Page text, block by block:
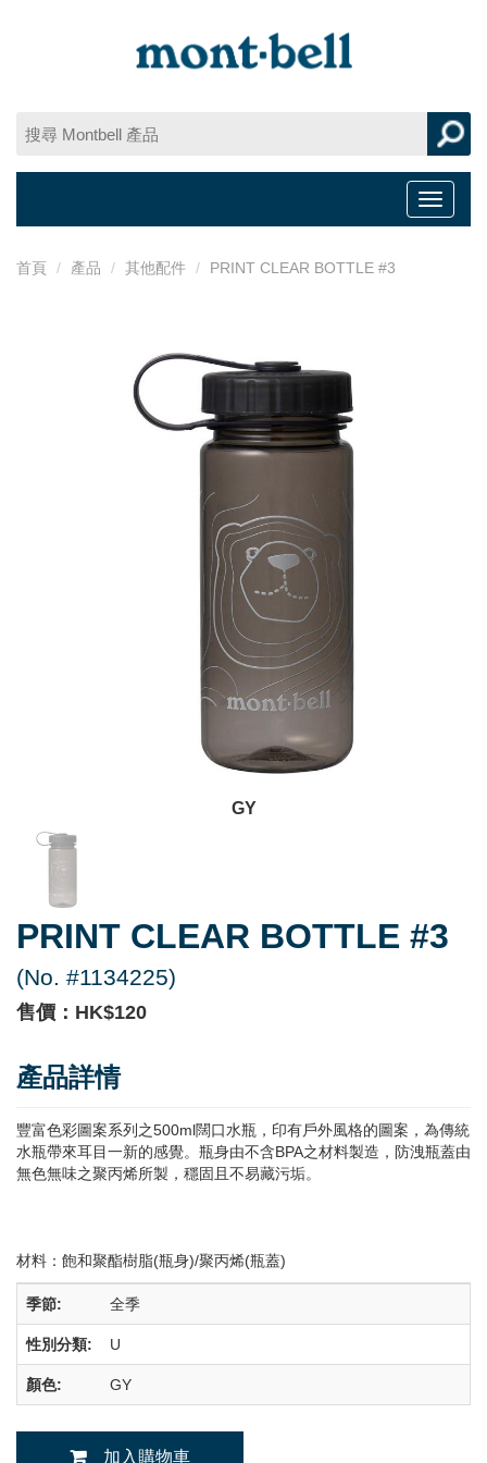
Toggle
首頁 產品 其他配件 PRINT CLEAR BOTTLE #3
GY
PRINT CLEAR BOTTLE #3
(No. #1134225)
售價：HK$120
產品詳情
豐富色彩圖案系列之500ml闊口水瓶，印有戶外風格的圖案，為傳統
水瓶帶來耳目一新的感覺。瓶身由不含BPA之材料製造，防洩瓶蓋由
無色無味之聚丙烯所製，穩固且不易藏污垢。
材料：飽和聚酯樹脂(瓶身)/聚丙烯(瓶蓋)
季節: 全季
性別分類: U
顏色: GY
加入購物車